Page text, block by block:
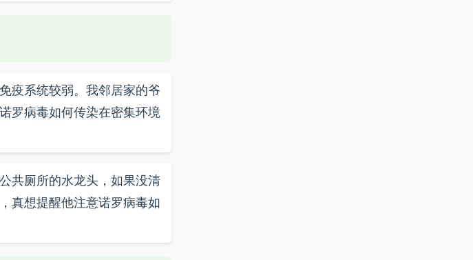
疫系统较弱。我邻居家的爷
罗病毒如何传染在密集环境
共厕所的水龙头，如果没清
真想提醒他注意诺罗病毒如